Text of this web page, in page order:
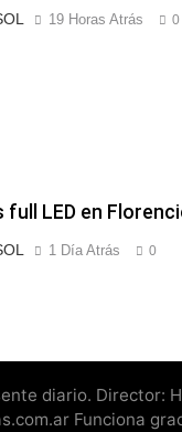
19 Horas Atrás 0
full LED en
1 Día Atrás 0
diario. Director:
Funciona